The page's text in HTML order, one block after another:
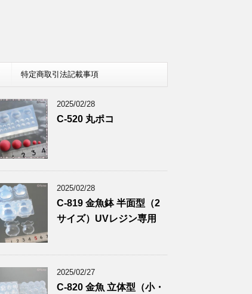
特定商取引法記載事項
2025/02/28
C-520 丸ポコ
2025/02/28
C-819 金魚鉢 半面型（2
サイズ）UVレジン専用
2025/02/27
C-820 金魚 立体型（小・